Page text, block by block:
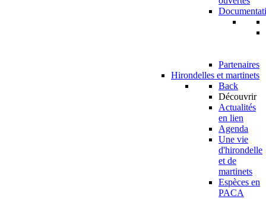
Partenaires
Hirondelles et martinets
Back
Découvrir
Actualités
en lien
Agenda
Une vie
d'hirondelle
et de
martinets
Espèces en
PACA